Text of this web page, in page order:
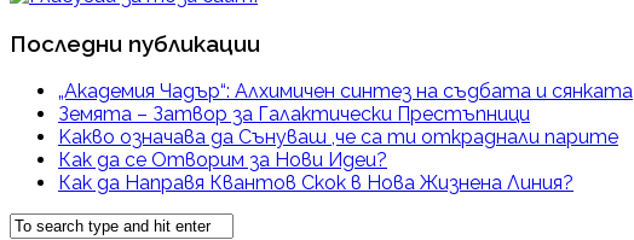
Последни публикации
„Академия Чадър“: Алхимичен синтез на съдбата и сянката
Земята – Затвор за Галактически Престъпници
Kакво означава да Сънуваш ,че са ти откраднали парите
Как да се Отворим за Нови Идеи?
Как да Направя Квантов Скок в Нова Жизнена Линия?